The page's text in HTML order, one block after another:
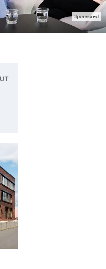
Sponsored